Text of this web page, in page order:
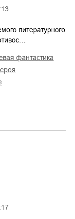
литературного
фантастика